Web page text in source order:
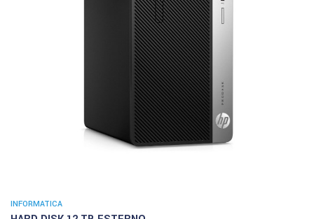
INFORMATICA